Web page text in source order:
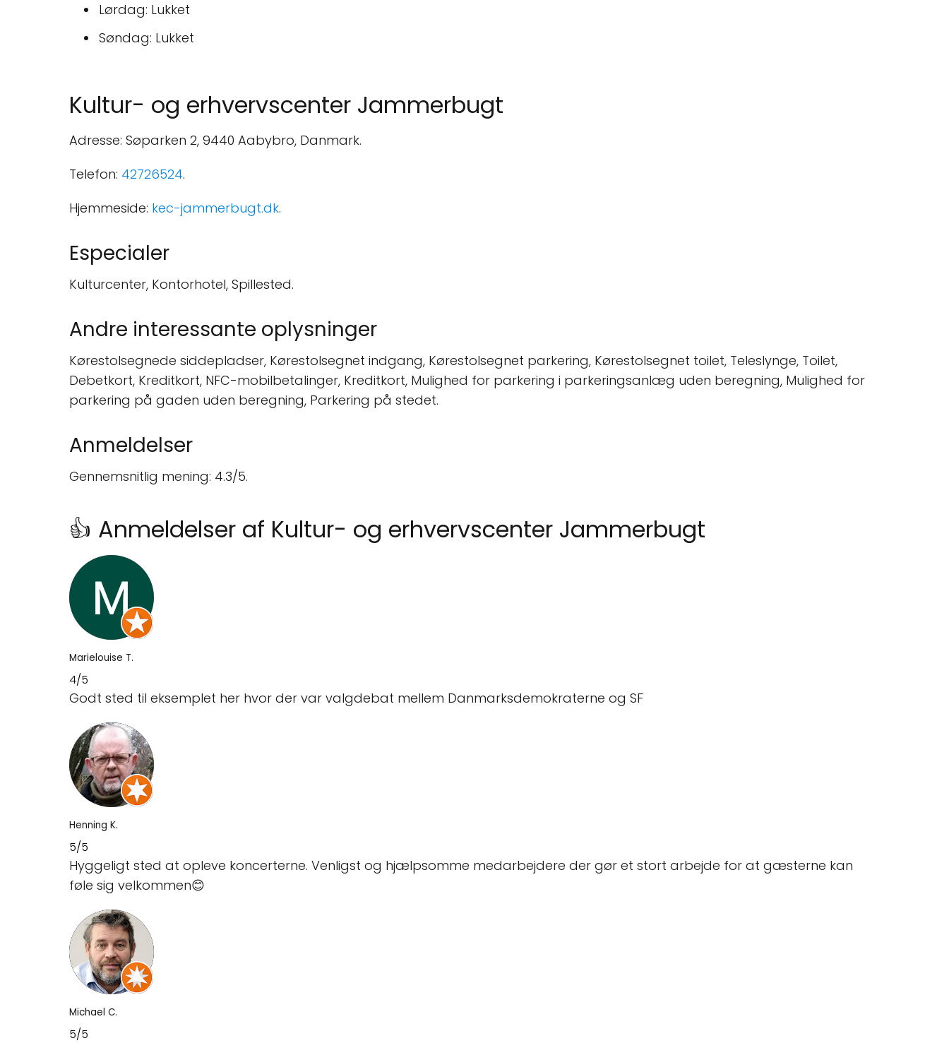
Lørdag: Lukket
Søndag: Lukket
Kultur- og erhvervscenter Jammerbugt
Adresse: Søparken 2, 9440 Aabybro, Danmark.
Telefon: 42726524.
Hjemmeside: kec-jammerbugt.dk.
Especialer
Kulturcenter, Kontorhotel, Spillested.
Andre interessante oplysninger
Kørestolsegnede siddepladser, Kørestolsegnet indgang, Kørestolsegnet parkering, Kørestolsegnet toilet, Teleslynge, Toilet,
Debetkort, Kreditkort, NFC-mobilbetalinger, Kreditkort, Mulighed for parkering i parkeringsanlæg uden beregning, Mulighed for
parkering på gaden uden beregning, Parkering på stedet.
Anmeldelser
Gennemsnitlig mening: 4.3/5.
👍 Anmeldelser af Kultur- og erhvervscenter Jammerbugt
Marielouise T.
4/5
Godt sted til eksemplet her hvor der var valgdebat mellem Danmarksdemokraterne og SF
Henning K.
5/5
Hyggeligt sted at opleve koncerterne. Venligst og hjælpsomme medarbejdere der gør et stort arbejde for at gæsterne kan
føle sig velkommen😊
Michael C.
5/5